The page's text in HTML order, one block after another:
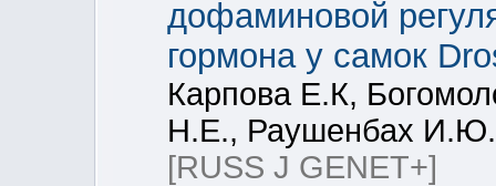
дофаминовой
гормона у самок
Карпова Е.К,
Н.Е., Раушенбах И.Ю.
[RUSS J GENET+]